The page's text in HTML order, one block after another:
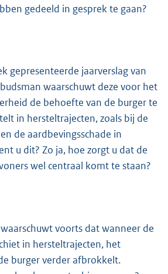
gedeeld in gesprek te gaan?
gepresenteerde jaarverslag van
waarschuwt deze voor het
de behoefte van de burger te
in hersteltrajecten, zoals bij de
de aardbevingsschade in
u dit? Zo ja, hoe zorgt u dat de
wel centraal komt te staan?
voorts dat wanneer de
in hersteltrajecten, het
burger verder afbrokkelt.